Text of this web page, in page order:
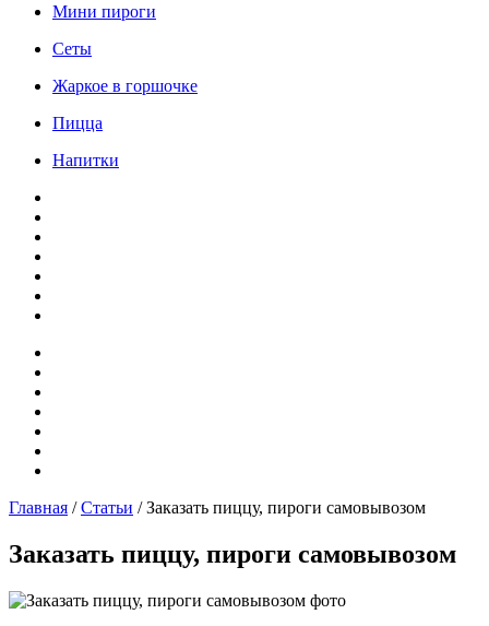
Мини пироги
Сеты
Жаркое в горшочке
Пицца
Напитки
Главная /Статьи / Заказать пиццу, пироги самовывозом
Заказать пиццу, пироги самовывозом